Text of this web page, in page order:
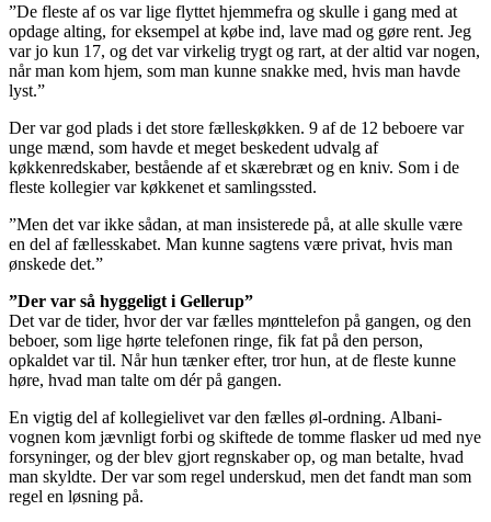
”De fleste af os var lige flyttet hjemmefra og skulle i gang med at
opdage alting, for eksempel at købe ind, lave mad og gøre rent. Jeg
var jo kun 17, og det var virkelig trygt og rart, at der altid var nogen,
når man kom hjem, som man kunne snakke med, hvis man havde
lyst.”
Der var god plads i det store fælleskøkken. 9 af de 12 beboere var
unge mænd, som havde et meget beskedent udvalg af
køkkenredskaber, bestående af et skærebræt og en kniv. Som i de
fleste kollegier var køkkenet et samlingssted.
”Men det var ikke sådan, at man insisterede på, at alle skulle være
en del af fællesskabet. Man kunne sagtens være privat, hvis man
ønskede det.”
”Der var så hyggeligt i Gellerup”
Det var de tider, hvor der var fælles mønttelefon på gangen, og den
beboer, som lige hørte telefonen ringe, fik fat på den person,
opkaldet var til. Når hun tænker efter, tror hun, at de fleste kunne
høre, hvad man talte om dér på gangen.
En vigtig del af kollegielivet var den fælles øl-ordning. Albani-
vognen kom jævnligt forbi og skiftede de tomme flasker ud med nye
forsyninger, og der blev gjort regnskaber op, og man betalte, hvad
man skyldte. Der var som regel underskud, men det fandt man som
regel en løsning på.